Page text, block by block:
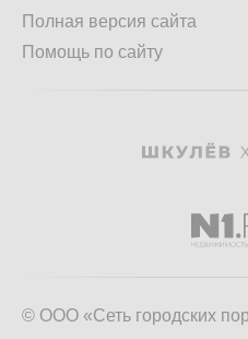
Полная версия сайта
Помощь по сайту
© ООО «Сеть городских